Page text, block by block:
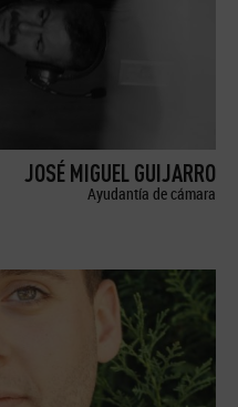
JOSÉ MIGUEL GUIJARRO
Ayudantía de cámara